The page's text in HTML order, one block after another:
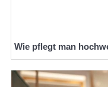
Wie pflegt man